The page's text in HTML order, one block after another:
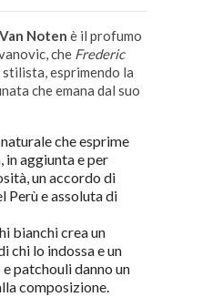
Noten è il profumo
che Frederic
esprimendo la
che emana dal suo
che esprime
in aggiunta e per
un accordo di
Perù e assoluta di
bianchi crea un
chi lo indossa e un
patchouli danno un
composizione.